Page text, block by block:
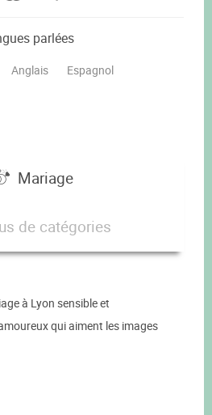
parlées
Anglais Espagnol
Mariage
de catégories
à Lyon sensible et
qui aiment les images